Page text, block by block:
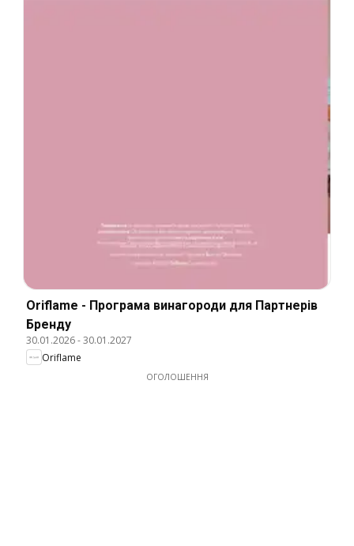
Oriflame - Програма винагороди для Партнерів
Бренду
30.01.2026-30.01.2027
Oriflame
ОГОЛОШЕННЯ